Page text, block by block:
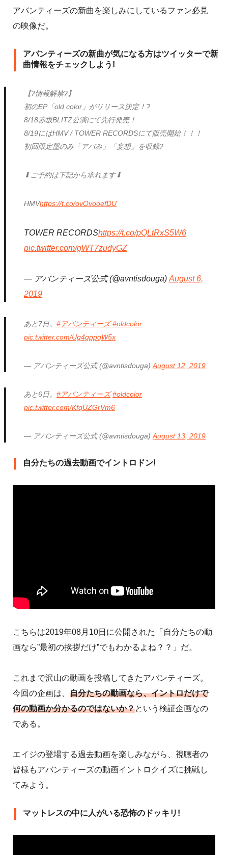
アバンティーズの新曲を楽しみにしているファン必見
の映像だ。
アバンティーズの新曲が気になる方はツイッターで新
曲情報をチェックしよう!
【?情報解禁?】
初のEP「old color」がリリース決定！?
8/18赤坂BLITZ公演にて先行発売！
8/19にはHMV / TOWER RECORDSにて販売開始！！！
初回限定盤のみ「アバみ」「妄想」を収録?
⬇︎ご予約は下記から承れます⬇︎
HMVhttps://t.co/ovOvooefDU
TOWER RECORDShttps://t.co/pQLtRxS5W6
pic.twitter.com/gWT7zudyGZ
— アバンティーズ公式 (@avntisdouga)August 6,
2019
あと7日。#アバンティーズ #oldcolor
pic.twitter.com/Ug4gppqW5x
— アバンティーズ公式 (@avntisdouga)August 12, 2019
あと6日。#アバンティーズ #oldcolor
pic.twitter.com/KfqUZGrVm6
— アバンティーズ公式 (@avntisdouga)August 13, 2019
自分たちの過去動画でイントロドン!
こちらは2019年08月10日に公開された「自分たちの動
画なら”最初の挨拶だけ”でもわかるよね？？」だ。
これまで沢山の動画を投稿してきたアバンティーズ。
今回の企画は、 自分たちの動画なら、イントロだけで
何の動画か分かるのではないか？という検証企画なの
である。
エイジの登場する過去動画を楽しみながら、視聴者の
皆様もアバンティーズの動画イントロクイズに挑戦し
てみよう。
マットレスの中に人がいる恐怖のドッキリ!